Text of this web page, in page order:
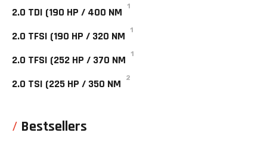
2.0 TDI (190 HP / 400 NM 1
2.0 TFSI (190 HP / 320 NM 1
2.0 TFSI (252 HP / 370 NM 1
2.0 TSI (225 HP / 350 NM 2
Bestsellers